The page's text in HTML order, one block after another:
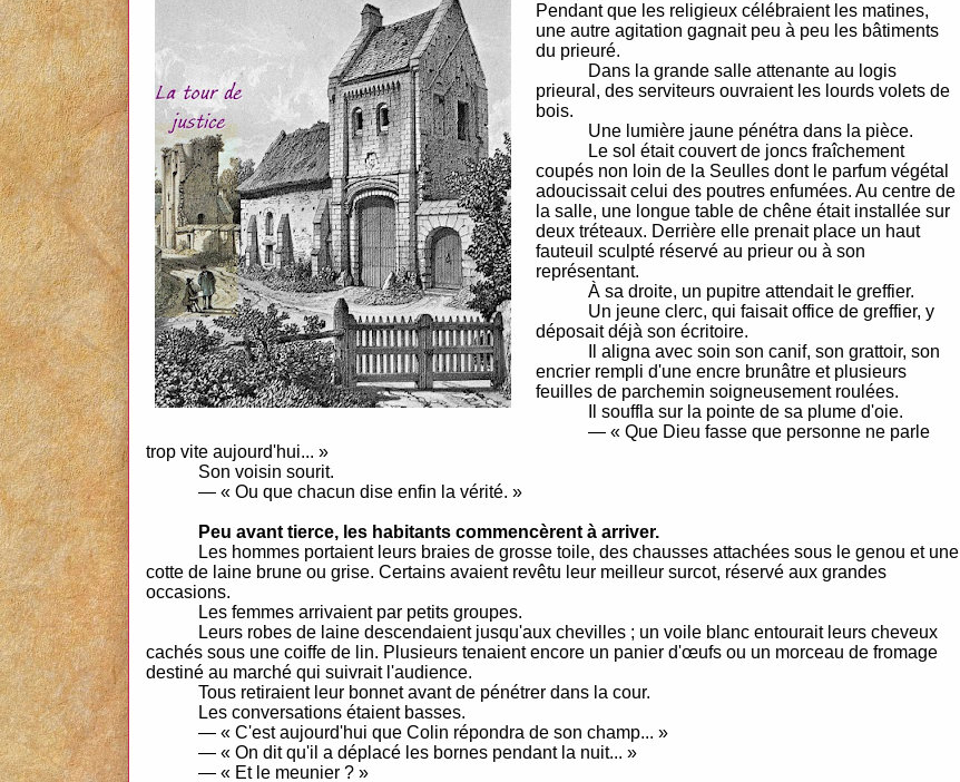
Pendant que les religieux célébraient les matines,
une autre agitation gagnait peu à peu les bâtiments
du prieuré.
Dans la grande salle attenante au logis
prieural, des serviteurs ouvraient les lourds volets de
bois.
Une lumière jaune pénétra dans la pièce.
Le sol était couvert de joncs fraîchement
coupés non loin de la Seulles dont le parfum végétal
adoucissait celui des poutres enfumées. Au centre de
la salle, une longue table de chêne était installée sur
deux tréteaux. Derrière elle prenait place un haut
fauteuil sculpté réservé au prieur ou à son
représentant.
À sa droite, un pupitre attendait le greffier.
Un jeune clerc, qui faisait office de greffier, y
déposait déjà son écritoire.
Il aligna avec soin son canif, son grattoir, son
encrier rempli d'une encre brunâtre et plusieurs
feuilles de parchemin soigneusement roulées.
Il souffla sur la pointe de sa plume d'oie.
— « Que Dieu fasse que personne ne parle
trop vite aujourd'hui... »
Son voisin sourit.
— « Ou que chacun dise enfin la vérité. »
Peu avant tierce, les habitants commencèrent à arriver.
Les hommes portaient leurs braies de grosse toile, des chausses attachées sous le genou et une
cotte de laine brune ou grise. Certains avaient revêtu leur meilleur surcot, réservé aux grandes
occasions.
Les femmes arrivaient par petits groupes.
Leurs robes de laine descendaient jusqu'aux chevilles ; un voile blanc entourait leurs cheveux
cachés sous une coiffe de lin. Plusieurs tenaient encore un panier d'œufs ou un morceau de fromage
destiné au marché qui suivrait l'audience.
Tous retiraient leur bonnet avant de pénétrer dans la cour.
Les conversations étaient basses.
— « C'est aujourd'hui que Colin répondra de son champ... »
— « On dit qu'il a déplacé les bornes pendant la nuit... »
— « Et le meunier ? »